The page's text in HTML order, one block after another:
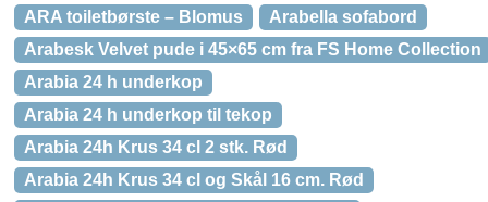
ARA toiletbørste – Blomus
Arabella sofabord
Arabesk Velvet pude i 45×65 cm fra FS Home Collection
Arabia 24 h underkop
Arabia 24 h underkop til tekop
Arabia 24h Krus 34 cl 2 stk. Rød
Arabia 24h Krus 34 cl og Skål 16 cm. Rød